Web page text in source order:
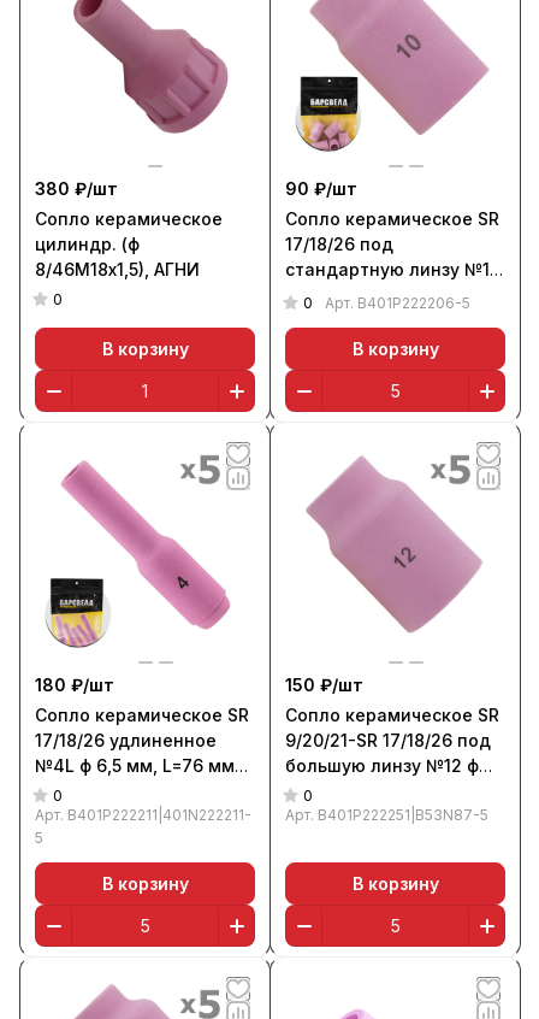
380 ₽/шт
Сопло керамическое
цилиндр. (ф
8/46М18х1,5), АГНИ
0
В корзину
90 ₽/шт
Сопло керамическое SR
17/18/26 под
стандартную линзу №10
ф 17,5 мм, L=42 мм (уп. 5
0 Арт. B401P222206-5
В корзину
180 ₽/шт
Сопло керамическое SR
17/18/26 удлиненное
№4L ф 6,5 мм, L=76 мм
(уп. 5 шт.), БАРСВЕЛД
0
Арт. B401P222211|401N222211-
5
В корзину
150 ₽/шт
Сопло керамическое SR
9/20/21-SR 17/18/26 под
большую линзу №12 ф
19,0 мм, L=48 мм (уп. 5
шт.), БАРСВЕЛД
0
Арт. B401P222251|B53N87-5
В корзину